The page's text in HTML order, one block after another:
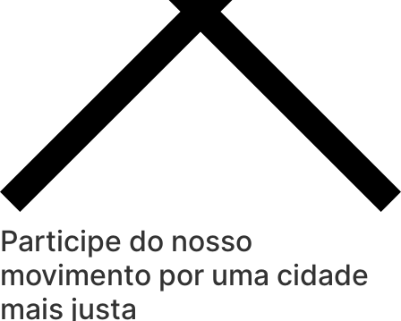
Participe do nosso
movimento por uma cidade
mais justa